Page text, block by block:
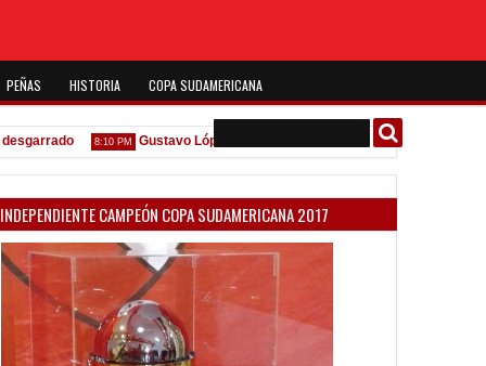
PEÑAS HISTORIA COPA SUDAMERICANA
8:10 PM Gustavo López: "La diferencia entre Vélez e Independiente
INDEPENDIENTE CAMPEÓN COPA SUDAMERICANA 2017